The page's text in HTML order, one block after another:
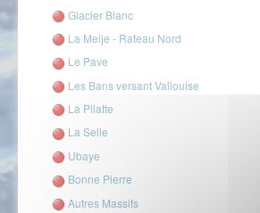
Glacier Blanc
La Meije - Rateau Nord
Le Pave
Les Bans versant Vallouise
La Pilatte
La Selle
Ubaye
Bonne Pierre
Autres Massifs